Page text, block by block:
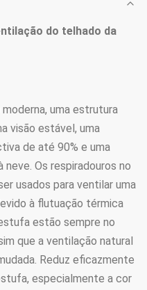
do telhado da
uma estrutura
visão estável, uma
de até 90% e uma
Os respiradouros no
usados para ventilar uma
à flutuação térmica
estão sempre no
que a ventilação natural
Reduz eficazmente
especialmente a cor